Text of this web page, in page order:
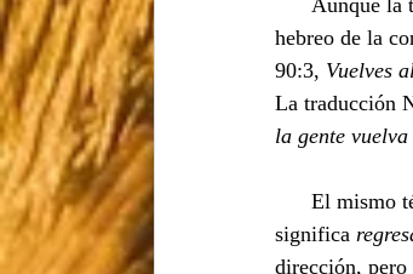
Aunque la
hebreo de la
90:3, Vuelves
La traducción
la gente
El
significa
dirección, pero